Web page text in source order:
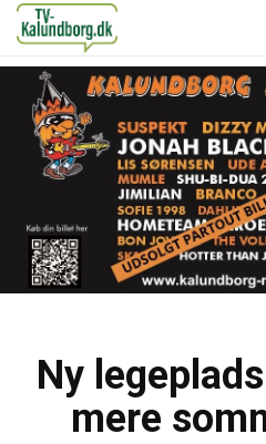
Ny
mere